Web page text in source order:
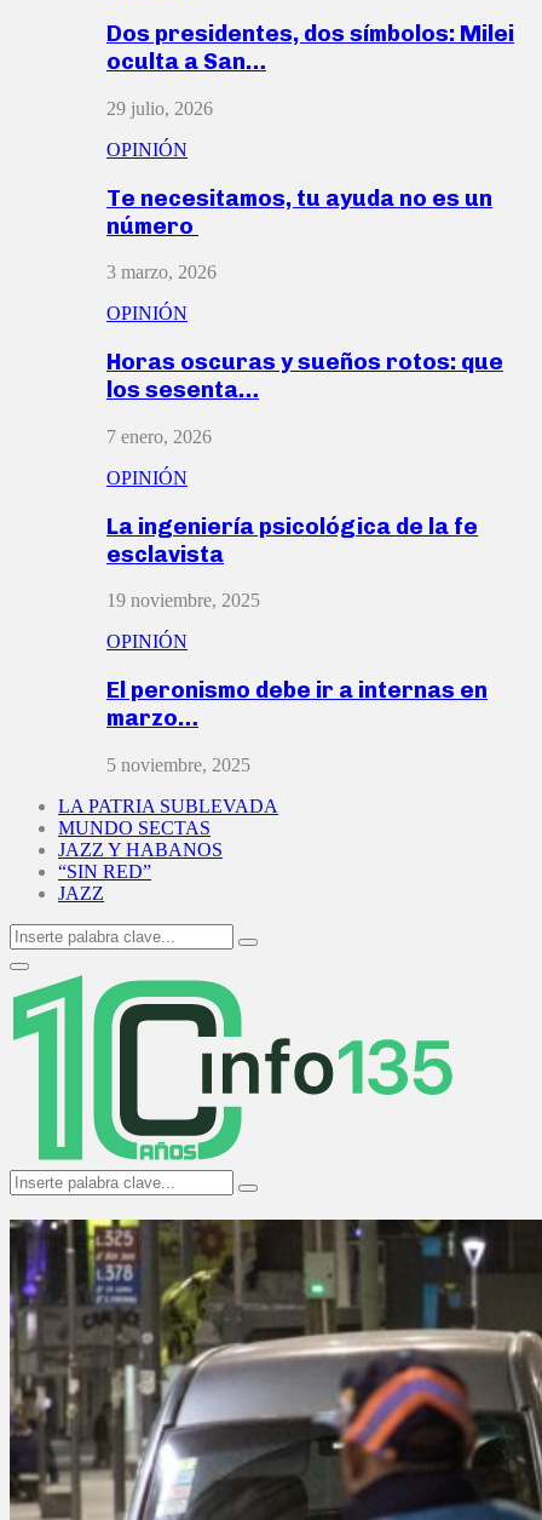
Dos presidentes, dos símbolos: Milei
oculta a San…
29 julio, 2026
OPINIÓN
Te necesitamos, tu ayuda no es un
número
3 marzo, 2026
OPINIÓN
Horas oscuras y sueños rotos: que
los sesenta…
7 enero, 2026
OPINIÓN
La ingeniería psicológica de la fe
esclavista
19 noviembre, 2025
OPINIÓN
El peronismo debe ir a internas en
marzo…
5 noviembre, 2025
LA PATRIA SUBLEVADA
MUNDO SECTAS
JAZZ Y HABANOS
“SIN RED”
JAZZ
Search
for:
Search
Primary
Menu
Search
for:
Search